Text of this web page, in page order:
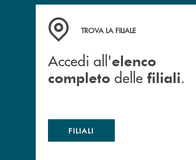
Accedi all' elenco completo delle filiali .
TROVA LA FILIALE
Accedi all'elenco
completo delle filiali.
FILIALI